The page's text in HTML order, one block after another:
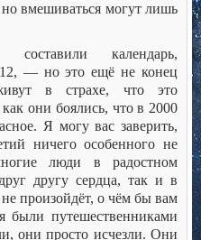
вмешиваться могут лишь
календарь,
— но это ещё не конец
в страхе, что это
они боялись, что в 2000
Я могу вас заверить,
ничего особенного не
люди в радостном
другу сердца, так и в
произойдёт, о чём бы вам
были путешественниками
они просто исчезли. Они